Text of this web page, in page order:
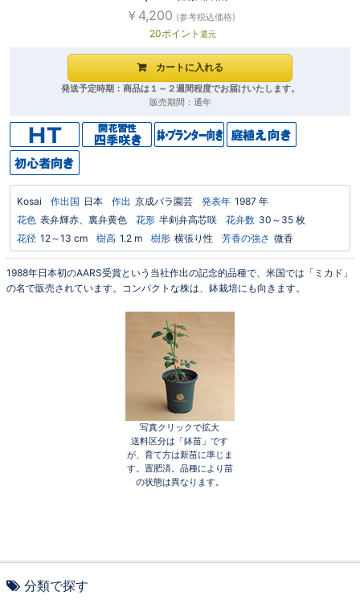
￥4,200 (参考税込価格)
20ポイント 還元
発送予定時期：商品は１～２週間程度でお届けいたします。
販売期間：通年
Kosai 作出国 日本 作出 京成バラ園芸 発表年 1987 年
花色 表弁輝赤、裏弁黄色 花形 半剣弁高芯咲 花弁数 30～35 枚
花径 12～13 cm 樹高 1.2 m 樹形 横張り性 芳香の強さ 微香
1988年日本初のAARS受賞という当社作出の記念的品種で、米国では「ミカド」
の名で販売されています。コンパクトな株は、鉢栽培にも向きます。
写真クリックで拡大
送料区分は「鉢苗」です
が、育て方は新苗に準じま
す。置肥済。品種により苗
の状態は異なります。
分類で探す